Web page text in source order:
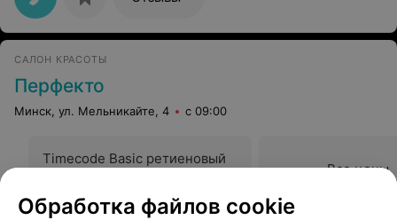
САЛОН КРАСОТЫ
Перфекто
Минск, ул. Мельникайте, 4 с 09:00
Timecode Basic ретиеновый
Все цены
Обработка файлов cookie